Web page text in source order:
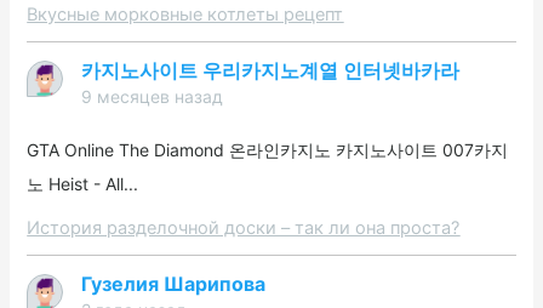
Вкусные морковные котлеты рецепт
카지노사이트 우리카지노계열 인터넷바카라
9 месяцев назад
GTA Online The Diamond 온라인카지노 카지노사이트 007카지
노 Heist - All...
История разделочной доски – так ли она проста?
Гузелия Шарипова